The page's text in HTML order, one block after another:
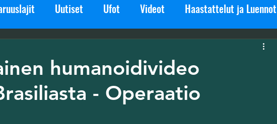
Uutiset Ufot Videot Haastattelut ja Luennot
Kanavoinnit SGL tiedottaa Tapahtumat
humanoidivideo
- Operaatio